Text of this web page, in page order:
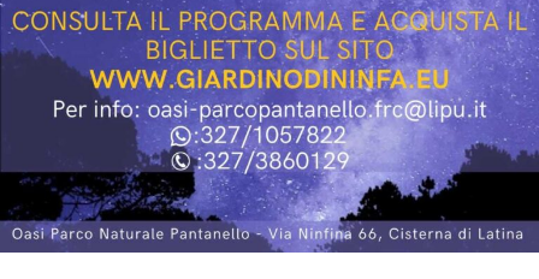
L’incontro con Giallini e Marazziti ha regalato al
pubblico momenti di confronto, ironia e spontaneità,
confermando lo spirito che caratterizza “Un Mare di
Cinema”: non soltanto una rassegna di proiezioni, ma
un’occasione per avvicinare il pubblico ai protagonisti e
agli autori del cinema italiano.
Piazza Lanzuisi si è così confermata ancora una volta